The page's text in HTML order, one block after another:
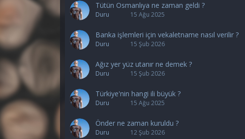
Tütün Osmanlıya ne zaman geldi ?
Duru 15 Ağu 2025
Banka işlemleri için vekaletname nasıl verilir ?
Duru 15 Şub 2026
Ağız yer yüz utanır ne demek ?
Duru 15 Şub 2026
Türkiye'nin hangi ili büyük ?
Duru 15 Ağu 2025
Önder ne zaman kuruldu ?
Duru 12 Şub 2026